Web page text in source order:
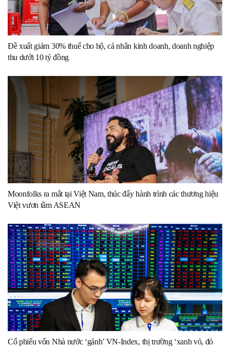
Đề xuất giảm 30% thuế cho hộ, cá nhân kinh doanh, doanh nghiệp
thu dưới 10 tỷ đồng
Moonfolks ra mắt tại Việt Nam, thúc đẩy hành trình các thương hiệu
Việt vươn tầm ASEAN
Cổ phiếu vốn Nhà nước ‘gánh’ VN-Index, thị trường ‘xanh vỏ, đỏ